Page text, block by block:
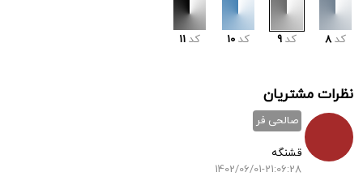
کد 8 کد 9 کد 10 کد 11
نظرات مشتریان
صالحی فر
قشنگه
1402/06/01-21:06:28